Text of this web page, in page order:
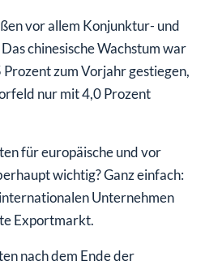
vor allem Konjunktur- und
chinesische Wachstum war
zum Vorjahr gestiegen,
nur mit 4,0 Prozent
für europäische und vor
wichtig? Ganz einfach:
Unternehmen
Exportmarkt.
nach dem Ende der